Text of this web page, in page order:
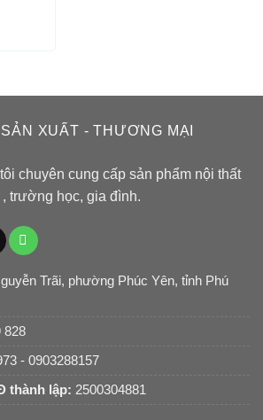
XUẤT - THƯƠNG MẠI
chuyên cung cấp sản phẩm nội thất
trường học, gia đình.
Trãi, phường Phúc Yên, tỉnh Phú
828
- 0903288157
thành lập: 2500304881